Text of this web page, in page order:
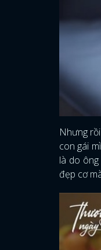
Nhưng
con gái
là do
đẹp cơ